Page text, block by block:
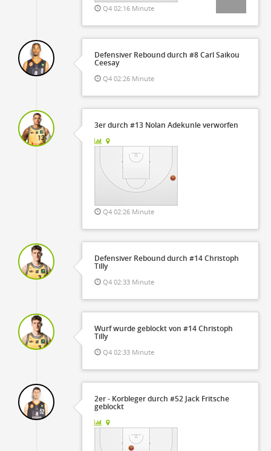
Q4 02:16 Minute
Defensiver Rebound durch #8 Carl Saikou
Ceesay
Q4 02:26 Minute
3er durch #13 Nolan Adekunle verworfen
Q4 02:26 Minute
Defensiver Rebound durch #14 Christoph
Tilly
Q4 02:33 Minute
Wurf wurde geblockt von #14 Christoph
Tilly
Q4 02:33 Minute
2er - Korbleger durch #52 Jack Fritsche
geblockt